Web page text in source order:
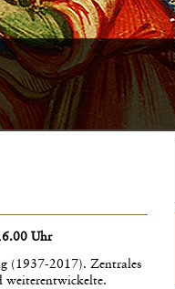
Uhr
(1937-2017). Zentrales
weiterentwickelte.